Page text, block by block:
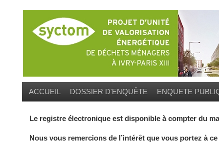
ENQUETE
ACCUEIL DOSSIER D'ENQUÊTE
Le registre électronique est disponible à compter du
Nous vous remercions de l’intérêt que vous portez à